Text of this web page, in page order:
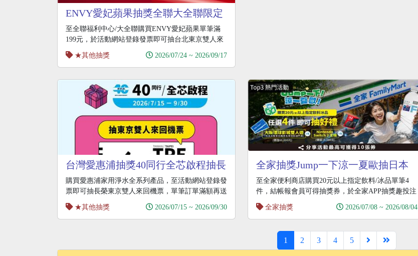
ENVY愛妃蘋果抽獎全聯大全聯限定
滿額抽日本來回機票
至全聯福利中心/大全聯購買ENVY愛妃蘋果單筆滿
199元，於活動網站登錄發票即可抽台北東京雙人來
回機
★其他抽獎 2026/07/24 ~ 2026/09/17
台灣愛惠浦抽獎40同行全芯啟程抽長
榮日本來回機票
購買愛惠浦家用淨水全系列產品，至活動網站登錄發
票即可抽長榮東京雙人來回機票，單筆訂單滿額再送
40週年
★其他抽獎 2026/07/15 ~ 2026/09/30
全家抽獎Jump一下涼一夏歐抽日本
雙人旅遊金
至全家便利商店購買20元以上指定飲料/冰品單筆4
件，結帳報會員可得抽獎券，於全家APP抽獎趣投注
即可
全家抽獎 2026/07/08 ~ 2026/08/04
1 2 3 4 5